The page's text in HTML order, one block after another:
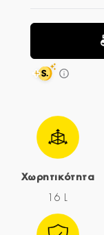
Χωρητικότητα
16 L